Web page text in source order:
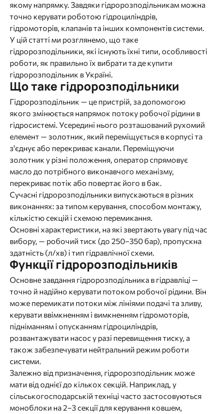
якому напрямку. Завдяки гідророзподільникам можна
точно керувати роботою гідроциліндрів,
гідромоторів, клапанів та інших компонентів системи.
У цій статті ми розглянемо, що таке
гідророзподільники, які існують їхні типи, особливості
роботи, як правильно їх вибрати та де купити
гідророзподільник в Україні.
Що таке гідророзподільники
Гідророзподільник — це пристрій, за допомогою
якого змінюється напрямок потоку робочої рідини в
гідросистемі. Усередині нього розташований рухомий
елемент — золотник, який переміщується в корпусі та
з'єднує або перекриває канали. Переміщуючи
золотник у різні положення, оператор спрямовує
масло до потрібного виконавчого механізму,
перекриває потік або повертає його в бак.
Сучасні гідророзподільники випускаються в різних
виконаннях: за типом керування, способом монтажу,
кількістю секцій і схемою перемикання.
Основні характеристики, на які звертають увагу під час
вибору, — робочий тиск (до 250–350 бар), пропускна
здатність (л/хв) і тип гідравлічної схеми.
Функції гідророзподільників
Основне завдання гідророзподільника в гідравліці —
точно й надійно керувати потоком робочої рідини. Він
може перемикати потоки між лініями подачі та зливу,
керувати ввімкненням і вимкненням гідромоторів,
підніманням і опусканням гідроциліндрів,
розвантажувати насос у разі перевищення тиску, а
також забезпечувати нейтральний режим роботи
системи.
Залежно від призначення, гідророзподільник може
мати від однієї до кількох секцій. Наприклад, у
сільськогосподарській техніці часто застосовуються
моноблоки на 2–3 секції для керування ковшем,